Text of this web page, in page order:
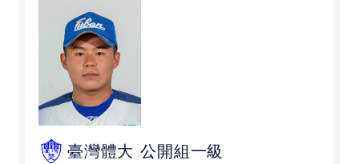
比賽場地
最新消息
媒體文章
下載專區
臺灣體大 公開組一級